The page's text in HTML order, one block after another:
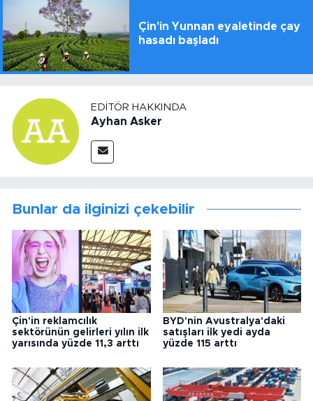
Çin'in Yunnan eyaletinde çay
hasadı başladı
EDITÖR HAKKINDA
Ayhan Asker
Bunlar da ilginizi çekebilir
Çin'in reklamcılık
sektörünün gelirleri yılın ilk
yarısında yüzde 11,3 arttı
BYD'nin Avustralya'daki
satışları ilk yedi ayda
yüzde 115 arttı